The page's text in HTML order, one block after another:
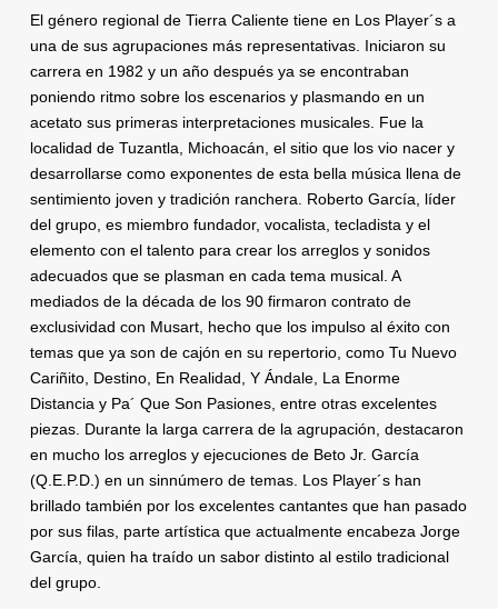
El género regional de Tierra Caliente tiene en Los Player´s a
una de sus agrupaciones más representativas. Iniciaron su
carrera en 1982 y un año después ya se encontraban
poniendo ritmo sobre los escenarios y plasmando en un
acetato sus primeras interpretaciones musicales. Fue la
localidad de Tuzantla, Michoacán, el sitio que los vio nacer y
desarrollarse como exponentes de esta bella música llena de
sentimiento joven y tradición ranchera. Roberto García, líder
del grupo, es miembro fundador, vocalista, tecladista y el
elemento con el talento para crear los arreglos y sonidos
adecuados que se plasman en cada tema musical. A
mediados de la década de los 90 firmaron contrato de
exclusividad con Musart, hecho que los impulso al éxito con
temas que ya son de cajón en su repertorio, como Tu Nuevo
Cariñito, Destino, En Realidad, Y Ándale, La Enorme
Distancia y Pa´ Que Son Pasiones, entre otras excelentes
piezas. Durante la larga carrera de la agrupación, destacaron
en mucho los arreglos y ejecuciones de Beto Jr. García
(Q.E.P.D.) en un sinnúmero de temas. Los Player´s han
brillado también por los excelentes cantantes que han pasado
por sus filas, parte artística que actualmente encabeza Jorge
García, quien ha traído un sabor distinto al estilo tradicional
del grupo.